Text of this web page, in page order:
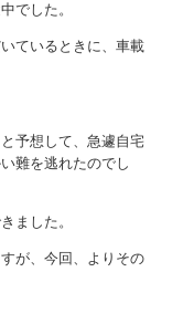
でした。
ているときに、車載
予想して、急遽自宅
難を逃れたのでし
ました。
が、今回、よりその